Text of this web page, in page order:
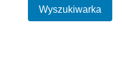
Wyszukiwarka